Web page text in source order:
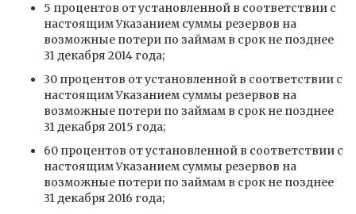
5 процентов от установленной в соответствии с
настоящим Указанием суммы резервов на
возможные потери по займам в срок не позднее
31 декабря 2014 года;
30 процентов от установленной в соответствии с
настоящим Указанием суммы резервов на
возможные потери по займам в срок не позднее
31 декабря 2015 года;
60 процентов от установленной в соответствии с
настоящим Указанием суммы резервов на
возможные потери по займам в срок не позднее
31 декабря 2016 года;